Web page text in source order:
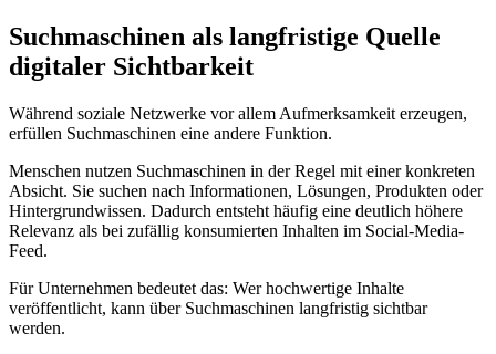
Suchmaschinen als langfristige Quelle
digitaler Sichtbarkeit
Während soziale Netzwerke vor allem Aufmerksamkeit erzeugen,
erfüllen Suchmaschinen eine andere Funktion.
Menschen nutzen Suchmaschinen in der Regel mit einer konkreten
Absicht. Sie suchen nach Informationen, Lösungen, Produkten oder
Hintergrundwissen. Dadurch entsteht häufig eine deutlich höhere
Relevanz als bei zufällig konsumierten Inhalten im Social-Media-
Feed.
Für Unternehmen bedeutet das: Wer hochwertige Inhalte
veröffentlicht, kann über Suchmaschinen langfristig sichtbar
werden.